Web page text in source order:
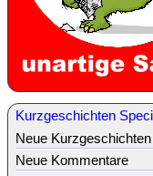
Kurzgeschichten
Neue Kurzgeschichten
Neue Kommentare